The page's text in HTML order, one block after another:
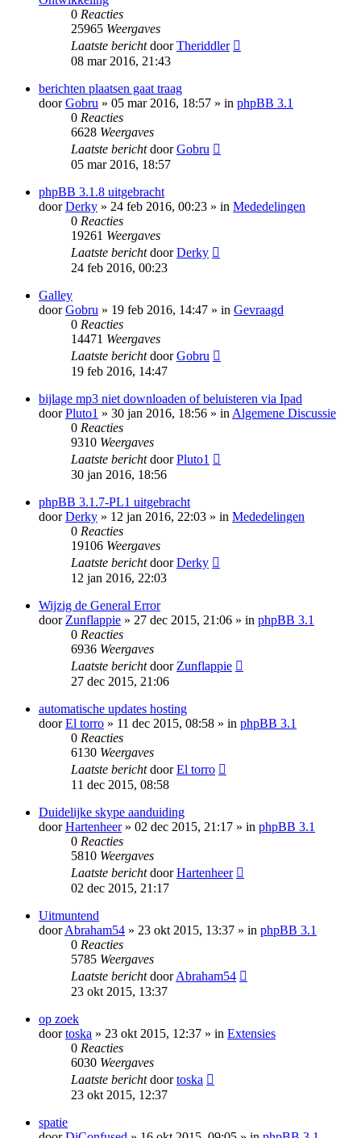
0 Reacties
25965 Weergaves
Laatste berichtdoorTheriddler
08 mar 2016, 21:43
berichten plaatsen gaat traag
doorGobru » 05 mar 2016, 18:57 » in phpBB 3.1
0 Reacties
6628 Weergaves
Laatste berichtdoorGobru
05 mar 2016, 18:57
phpBB 3.1.8 uitgebracht
doorDerky » 24 feb 2016, 00:23 » in Mededelingen
0 Reacties
19261 Weergaves
Laatste berichtdoorDerky
24 feb 2016, 00:23
Galley
doorGobru » 19 feb 2016, 14:47 » in Gevraagd
0 Reacties
14471 Weergaves
Laatste berichtdoorGobru
19 feb 2016, 14:47
bijlage mp3 niet downloaden of beluisteren via Ipad
doorPluto1 » 30 jan 2016, 18:56 » inAlgemene Discussie
0 Reacties
9310 Weergaves
Laatste berichtdoorPluto1
30 jan 2016, 18:56
phpBB 3.1.7-PL1 uitgebracht
doorDerky » 12 jan 2016, 22:03 » in Mededelingen
0 Reacties
19106 Weergaves
Laatste berichtdoorDerky
12 jan 2016, 22:03
Wijzig de General Error
doorZunflappie » 27 dec 2015, 21:06 » in phpBB 3.1
0 Reacties
6936 Weergaves
Laatste berichtdoorZunflappie
27 dec 2015, 21:06
automatische updates hosting
doorEl torro » 11 dec 2015, 08:58 » in phpBB 3.1
0 Reacties
6130 Weergaves
Laatste berichtdoorEl torro
11 dec 2015, 08:58
Duidelijke skype aanduiding
doorHartenheer» 02 dec 2015, 21:17 » in phpBB 3.1
0 Reacties
5810 Weergaves
Laatste berichtdoorHartenheer
02 dec 2015, 21:17
Uitmuntend
doorAbraham54 » 23 okt 2015, 13:37 » in phpBB 3.1
0 Reacties
5785 Weergaves
Laatste berichtdoorAbraham54
23 okt 2015, 13:37
op zoek
doortoska » 23 okt 2015, 12:37 » in Extensies
0 Reacties
6030 Weergaves
Laatste berichtdoortoska
23 okt 2015, 12:37
spatie